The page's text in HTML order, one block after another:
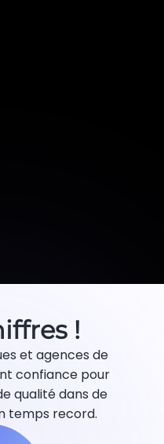
!
et agences de
confiance pour
qualité dans de
temps record.